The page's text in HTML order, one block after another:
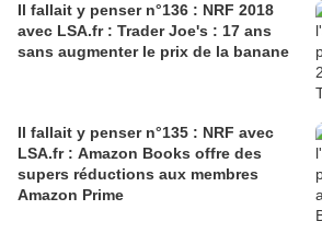
Il fallait y penser n°136 : NRF 2018
avec LSA.fr : Trader Joe's : 17 ans
sans augmenter le prix de la banane
Il fallait y penser n°135 : NRF avec
LSA.fr : Amazon Books offre des
supers réductions aux membres
Amazon Prime